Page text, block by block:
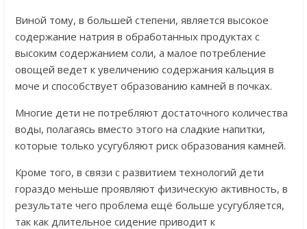
Виной тому, в большей степени, является высокое
содержание натрия в обработанных продуктах с
высоким содержанием соли, а малое потребление
овощей ведет к увеличению содержания кальция в
моче и способствует образованию камней в почках.
Многие дети не потребляют достаточного количества
воды, полагаясь вместо этого на сладкие напитки,
которые только усугубляют риск образования камней.
Кроме того, в связи с развитием технологий дети
гораздо меньше проявляют физическую активность, в
результате чего проблема ещё больше усугубляется,
так как длительное сидение приводит к